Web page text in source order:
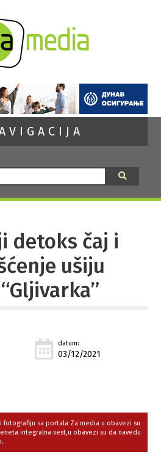
detoks čaj i
ušiju
datum:
03/12/2021
sa portala Za media u obavezi su
integralna vest,u obavezi su da navedu